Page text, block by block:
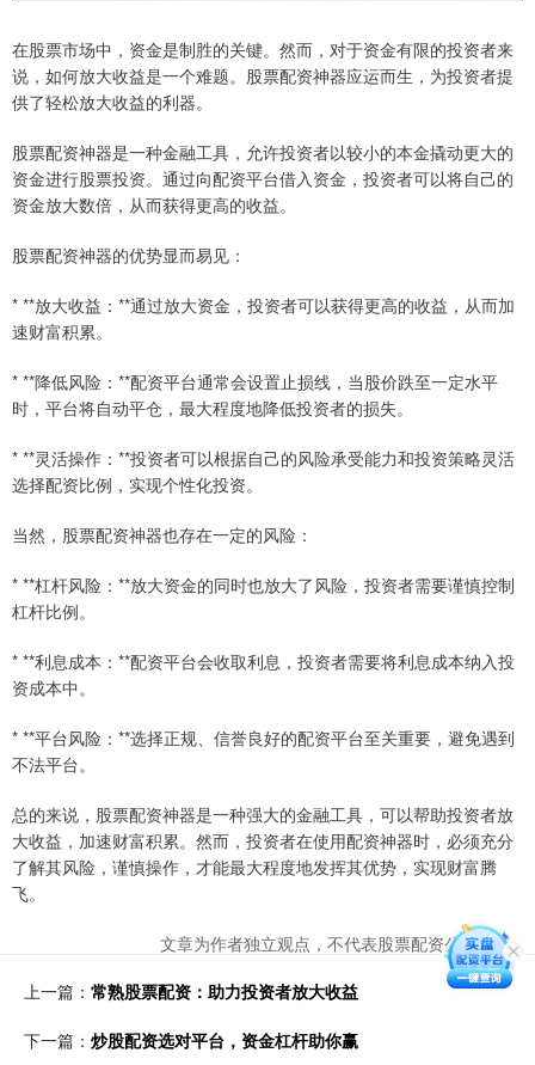
在股票市场中，资金是制胜的关键。然而，对于资金有限的投资者来
说，如何放大收益是一个难题。股票配资神器应运而生，为投资者提
供了轻松放大收益的利器。
股票配资神器是一种金融工具，允许投资者以较小的本金撬动更大的
资金进行股票投资。通过向配资平台借入资金，投资者可以将自己的
资金放大数倍，从而获得更高的收益。
股票配资神器的优势显而易见：
* **放大收益：**通过放大资金，投资者可以获得更高的收益，从而加
速财富积累。
* **降低风险：**配资平台通常会设置止损线，当股价跌至一定水平
时，平台将自动平仓，最大程度地降低投资者的损失。
* **灵活操作：**投资者可以根据自己的风险承受能力和投资策略灵活
选择配资比例，实现个性化投资。
当然，股票配资神器也存在一定的风险：
* **杠杆风险：**放大资金的同时也放大了风险，投资者需要谨慎控制
杠杆比例。
* **利息成本：**配资平台会收取利息，投资者需要将利息成本纳入投
资成本中。
* **平台风险：**选择正规、信誉良好的配资平台至关重要，避免遇到
不法平台。
总的来说，股票配资神器是一种强大的金融工具，可以帮助投资者放
大收益，加速财富积累。然而，投资者在使用配资神器时，必须充分
了解其风险，谨慎操作，才能最大程度地发挥其优势，实现财富腾
飞。
文章为作者独立观点，不代表股票配资公司观点
上一篇： 常熟股票配资：助力投资者放大收益
下一篇： 炒股配资选对平台，资金杠杆助你赢